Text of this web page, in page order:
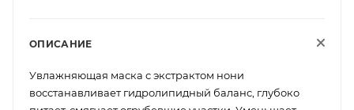
ОПИСАНИЕ
Увлажняющая маска с экстрактом нони
восстанавливает гидролипидный баланс, глубоко